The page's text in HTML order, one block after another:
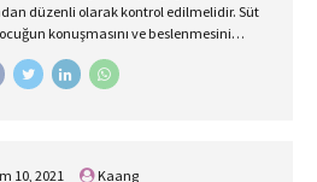
düzenli olarak kontrol edilmelidir. Süt
konuşmasını ve beslenmesini
Ayrıca süt dişleri, kendinden
10, 2021 Kaang